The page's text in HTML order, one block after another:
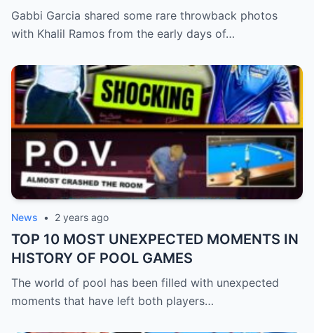
Gabbi Garcia shared some rare throwback photos
with Khalil Ramos from the early days of…
News • 2 years ago
TOP 10 MOST UNEXPECTED MOMENTS IN
HISTORY OF POOL GAMES
The world of pool has been filled with unexpected
moments that have left both players…